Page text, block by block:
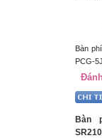
Bàn
PCG-
Bàn